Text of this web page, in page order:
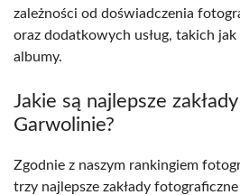
zależności od doświadczenia
oraz dodatkowych usług, takich
albumy.
Jakie są najlepsze
Garwolinie?
Zgodnie z naszym rankingiem
trzy najlepsze zakłady